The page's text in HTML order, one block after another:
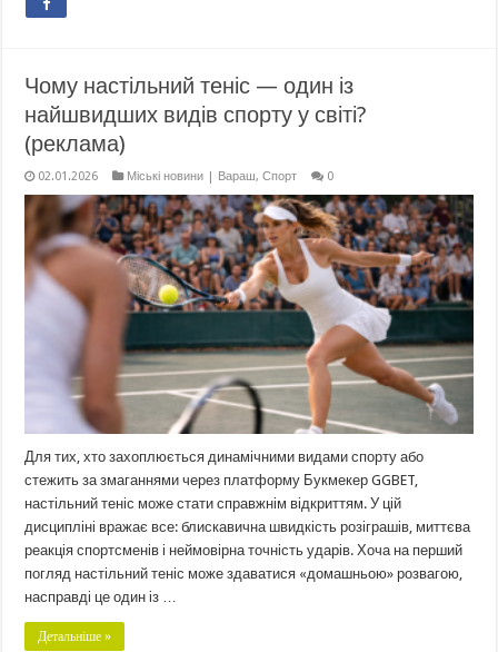
Чому настільний теніс — один із
найшвидших видів спорту у світі?
(реклама)
02.01.2026 Міські новини | Вараш,Спорт 0
Для тих, хто захоплюється динамічними видами спорту або
стежить за змаганнями через платформу Букмекер GGBET,
настільний теніс може стати справжнім відкриттям. У цій
дисципліні вражає все: блискавична швидкість розіграшів, миттєва
реакція спортсменів і неймовірна точність ударів. Хоча на перший
погляд настільний теніс може здаватися «домашньою» розвагою,
насправді це один із …
Детальніше »